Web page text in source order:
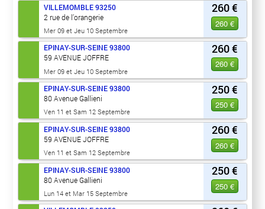
260 €
260 €
VILLEMOMBLE 93250
2 rue de l’orangerie
Mer 09 et Jeu 10 Septembre
260 €
260 €
EPINAY-SUR-SEINE 93800
59 AVENUE JOFFRE
Mer 09 et Jeu 10 Septembre
250 €
250 €
EPINAY-SUR-SEINE 93800
80 Avenue Gallieni
Ven 11 et Sam 12 Septembre
260 €
260 €
EPINAY-SUR-SEINE 93800
59 AVENUE JOFFRE
Ven 11 et Sam 12 Septembre
250 €
250 €
EPINAY-SUR-SEINE 93800
80 Avenue Gallieni
Lun 14 et Mar 15 Septembre